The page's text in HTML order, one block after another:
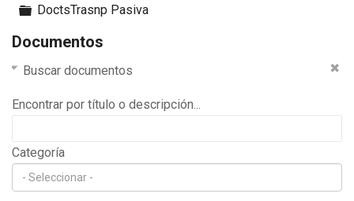
Carpeta
DoctsTrasnp Pasiva
Documentos
Buscar documentos
Encontrar por título o descripción...
Categoría